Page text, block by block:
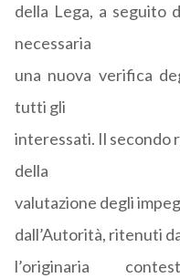
della Lega, a seguito
necessaria
una nuova verifica
tutti gli
interessati. Il secondo
della
valutazione degli
dall’Autorità, ritenuti
l’originaria